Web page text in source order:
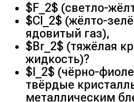
$F_2$ (светло-
$Cl_2$ (жёлто-
ядовитый газ),
$Br_2$ (тяжёлая
жидкость)?
$I_2$ (чёрно-
твёрдые
металлическим